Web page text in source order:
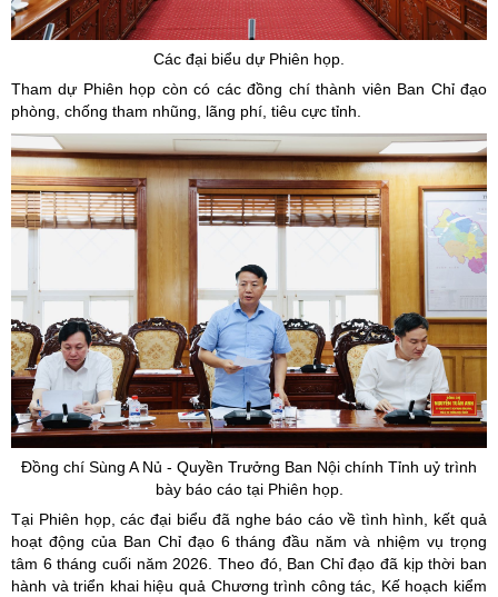
Các đại biểu dự Phiên họp.
Tham dự Phiên họp còn có các đồng chí thành viên Ban Chỉ đạo
phòng, chống tham nhũng, lãng phí, tiêu cực tỉnh.
Đồng chí Sùng A Nủ - Quyền Trưởng Ban Nội chính Tỉnh uỷ trình
bày báo cáo tại Phiên họp.
Tại Phiên họp, các đại biểu đã nghe báo cáo về tình hình, kết quả
hoạt động của Ban Chỉ đạo 6 tháng đầu năm và nhiệm vụ trọng
tâm 6 tháng cuối năm 2026. Theo đó, Ban Chỉ đạo đã kịp thời ban
hành và triển khai hiệu quả Chương trình công tác, Kế hoạch kiểm